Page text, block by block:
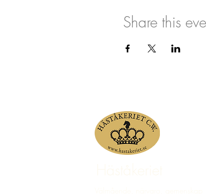
Share this